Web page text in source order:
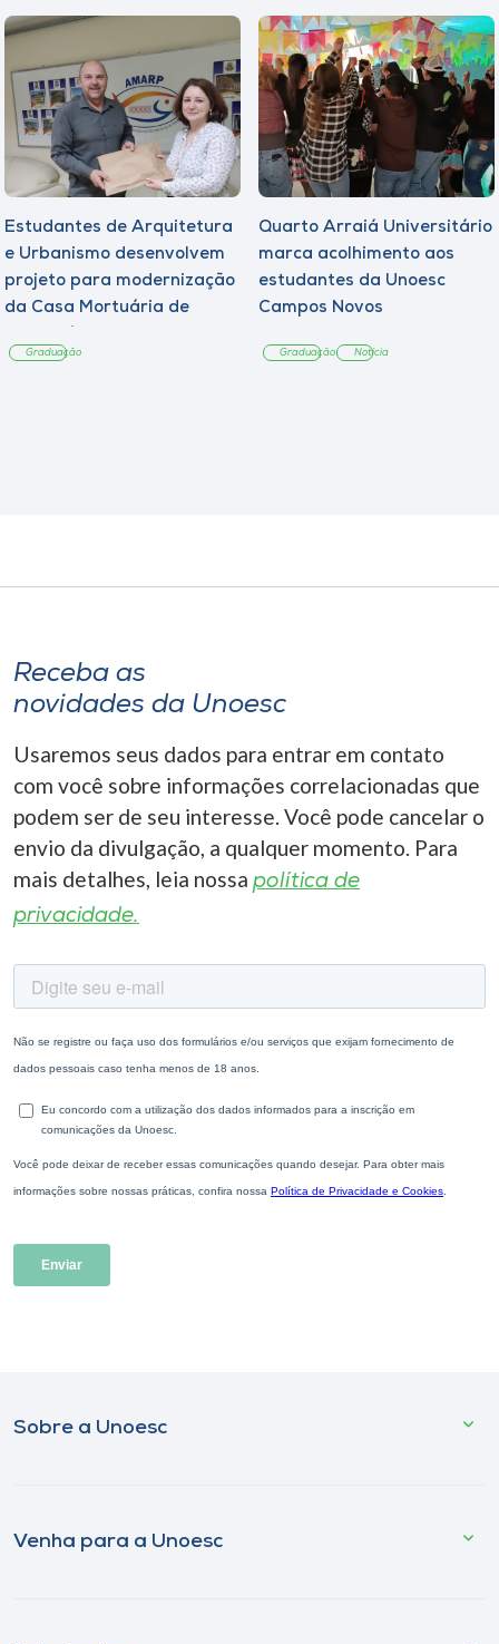
Estudantes de Arquitetura
e Urbanismo desenvolvem
projeto para modernização
da Casa Mortuária de
Graduação
Quarto Arraiá Universitário
marca acolhimento aos
estudantes da Unoesc
Campos Novos
Graduação Notícia
Receba as
novidades da Unoesc
Usaremos seus dados para entrar em contato
com você sobre informações correlacionadas que
podem ser de seu interesse. Você pode cancelar o
envio da divulgação, a qualquer momento. Para
mais detalhes, leia nossa política de
privacidade.
Sobre a Unoesc
Venha para a Unoesc